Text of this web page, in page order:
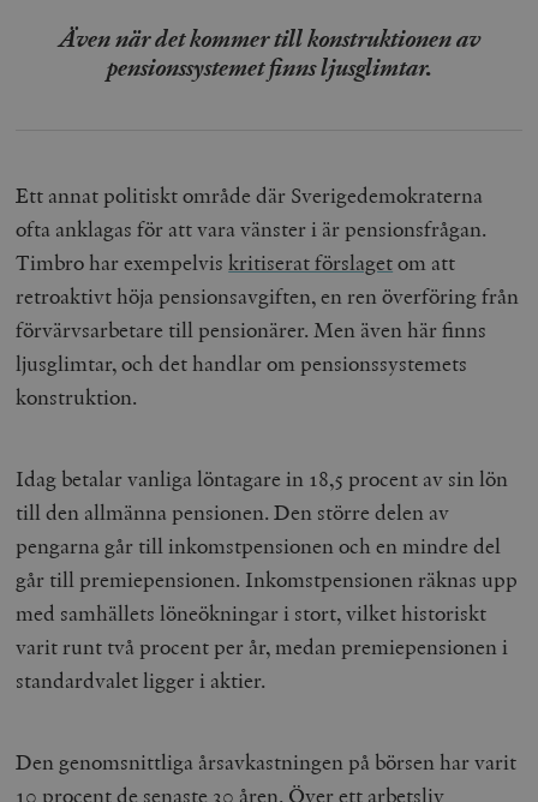
Även när det kommer till konstruktionen av
pensionssystemet finns ljusglimtar.
Ett annat politiskt område där Sverigedemokraterna
ofta anklagas för att vara vänster i är pensionsfrågan.
Timbro har exempelvis kritiserat förslagetom att
retroaktivt höja pensionsavgiften, en ren överföring från
förvärvsarbetare till pensionärer. Men även här finns
ljusglimtar, och det handlar om pensionssystemets
konstruktion.
Idag betalar vanliga löntagare in 18,5 procent av sin lön
till den allmänna pensionen. Den större delen av
pengarna går till inkomstpensionen och en mindre del
går till premiepensionen. Inkomstpensionen räknas upp
med samhällets löneökningar i stort, vilket historiskt
varit runt två procent per år, medan premiepensionen i
standardvalet ligger i aktier.
Den genomsnittliga årsavkastningen på börsen har varit
10 procent de senaste 30 åren. Över ett arbetsliv